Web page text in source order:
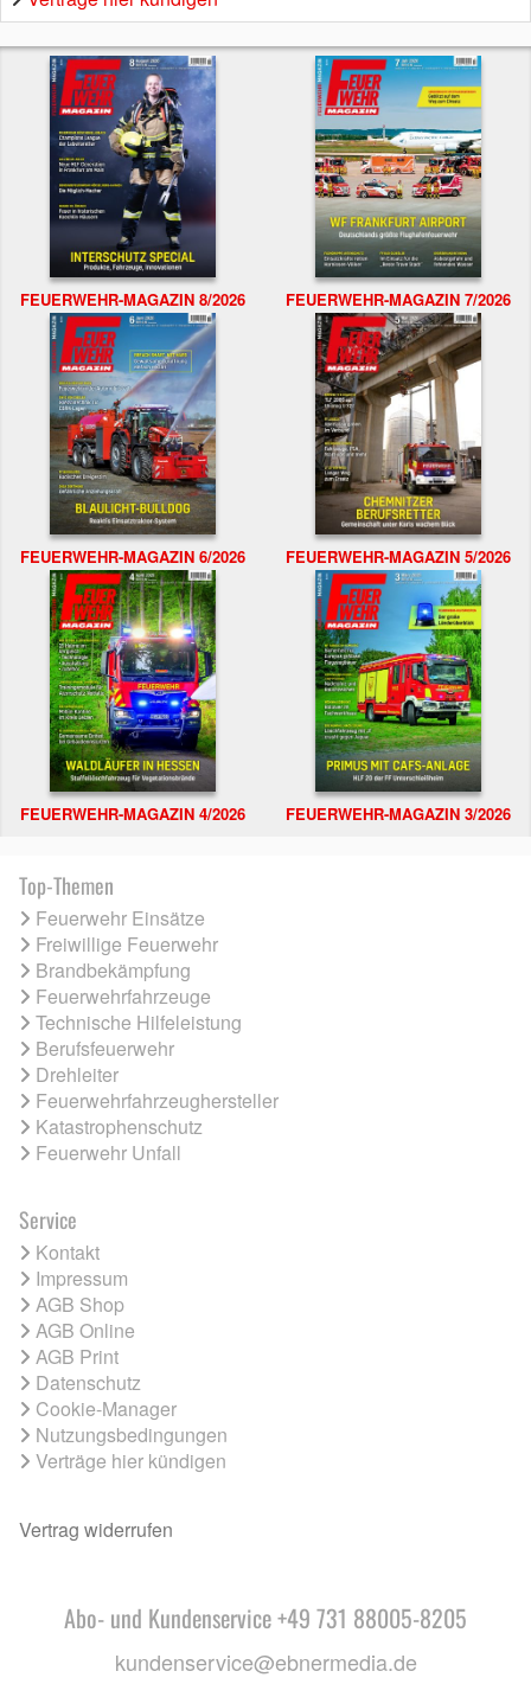
FEUERWEHR-MAGAZIN 8/2026 FEUERWEHR-MAGAZIN 7/2026
FEUERWEHR-MAGAZIN 6/2026 FEUERWEHR-MAGAZIN 5/2026
FEUERWEHR-MAGAZIN 4/2026 FEUERWEHR-MAGAZIN 3/2026
Top-Themen
Feuerwehr Einsätze
Freiwillige Feuerwehr
Brandbekämpfung
Feuerwehrfahrzeuge
Technische Hilfeleistung
Berufsfeuerwehr
Drehleiter
Feuerwehrfahrzeughersteller
Katastrophenschutz
Feuerwehr Unfall
Service
Kontakt
Impressum
AGB Shop
AGB Online
AGB Print
Datenschutz
Cookie-Manager
Nutzungsbedingungen
Verträge hier kündigen
Vertrag widerrufen
Abo- und Kundenservice +49 731 88005-8205
kundenservice@ebnermedia.de